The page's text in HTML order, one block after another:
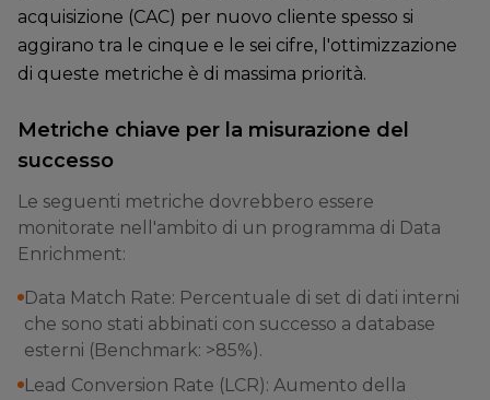
acquisizione (CAC) per nuovo cliente spesso si
aggirano tra le cinque e le sei cifre, l'ottimizzazione
di queste metriche è di massima priorità.
Metriche chiave per la misurazione del
successo
Le seguenti metriche dovrebbero essere
monitorate nell'ambito di un programma di Data
Enrichment:
Data Match Rate: Percentuale di set di dati interni
che sono stati abbinati con successo a database
esterni (Benchmark: >85%).
Lead Conversion Rate (LCR): Aumento della